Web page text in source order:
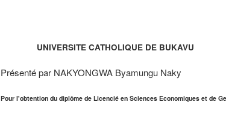
UNIVERSITE CATHOLIQUE DE BUKAVU
Présenté par NAKYONGWA Byamungu Naky
Pour l'obtention du diplôme de Licencié en Sciences Economiques et de